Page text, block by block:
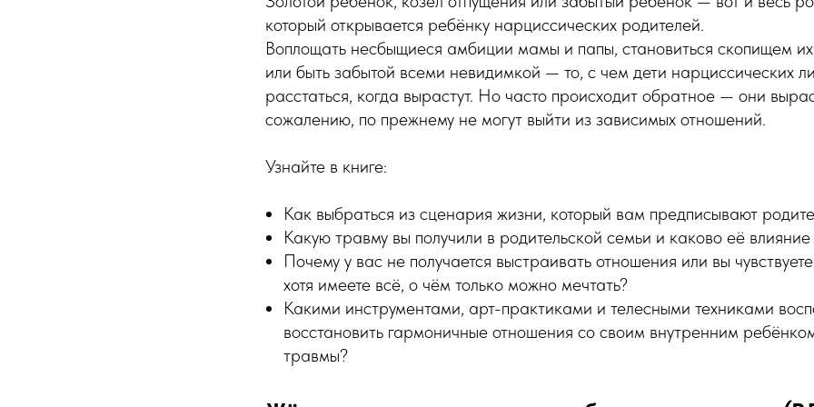
который открывается ребёнку нарциссических родителей.
Воплощать несбыщиеся амбиции мамы и папы, становиться скопищем их
или быть забытой всеми невидимкой — то, с чем дети нарциссических
расстаться, когда вырастут. Но часто происходит обратное — они
сожалению, по прежнему не могут выйти из зависимых отношений.
Узнайте в книге:
Как выбраться из сценария жизни, который вам предписывают
Какую травму вы получили в родительской семьи и каково её
Почему у вас не получается выстраивать отношения или вы
хотя имеете всё, о чём только можно мечтать?
Какими инструментами, арт-практиками и телесными техниками
восстановить гармоничные отношения со своим внутренним
травмы?